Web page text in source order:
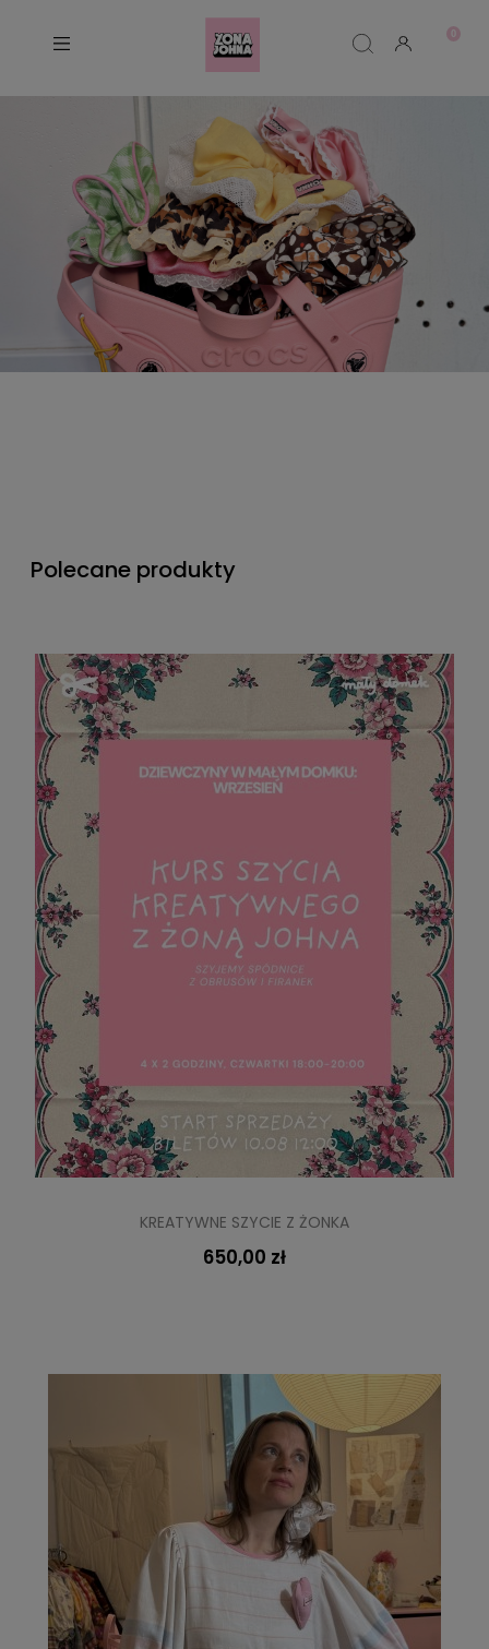
Polecane produkty
KREATYWNE SZYCIE Z ŻONKA
650,00 zł